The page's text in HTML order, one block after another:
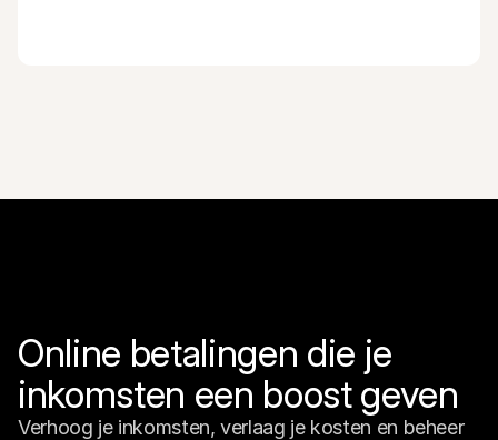
Online betalingen die je
inkomsten een boost geven
Verhoog je inkomsten, verlaag je kosten en beheer